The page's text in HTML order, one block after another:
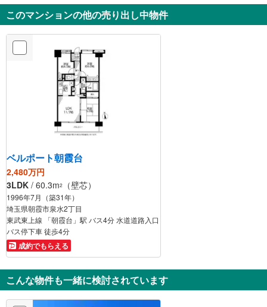
徒歩4分 歩1分
このマンションの他の売り出し中物件
ベルポート朝霞台
2,480万円
3LDK / 60.3m2 （壁芯）
1996年7月（築31年）
埼玉県朝霞市泉水2丁目
東武東上線 「朝霞台」駅 バス4分 水道道路入口
バス停下車 徒歩4分
成約でもらえる
こんな物件も一緒に検討されています